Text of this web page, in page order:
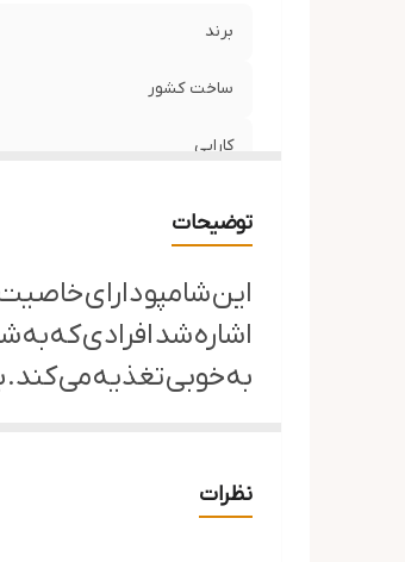
برند
ساخت کشور
کارایی
توضیحات
این شامپو دارای
اشاره شد افرادی که به
به خوبی تغذیه می کند.
محافظت کننده طولانی
نظرات